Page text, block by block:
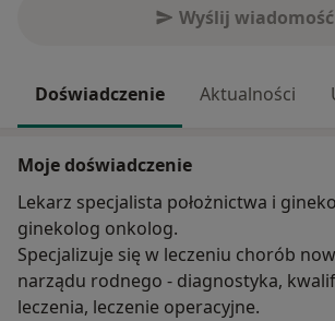
Wyślij wiadomość
Doświadczenie Aktualności
Moje doświadczenie
Lekarz specjalista położnictwa i
ginekolog onkolog.
Specjalizuje się w leczeniu chorób
narządu rodnego - diagnostyka,
leczenia, leczenie operacyjne.